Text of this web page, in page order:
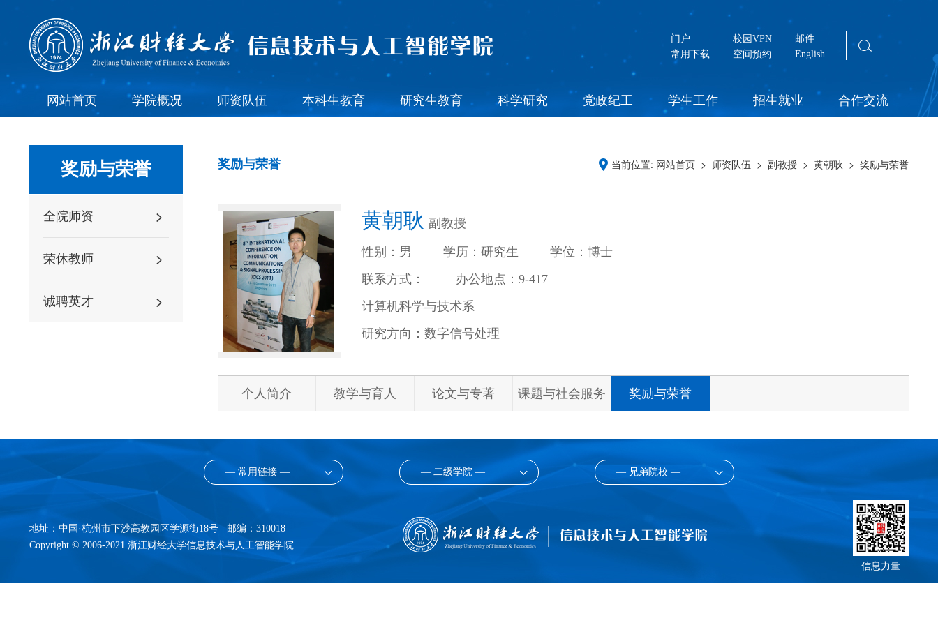
门户
常用下载
校园VPN
空间预约
邮件
English
网站首页 学院概况 师资队伍 本科生教育 研究生教育 科学研究 党政纪工 学生工作 招生就业 合作交流
奖励与荣誉
全院师资
荣休教师
诚聘英才
奖励与荣誉 当前位置: 网站首页 > 师资队伍 > 副教授 > 黄朝耿 > 奖励与荣誉
黄朝耿 副教授
性别：男 学历：研究生
学位：博士
联系方式：
办公地点：9-417
计算机科学与技术系
研究方向：数字信号处理
个人简介 教学与育人 论文与专著 课题与社会服务 奖励与荣誉
— 常用链接 — — 二级学院 — — 兄弟院校 —
地址：中国·杭州市下沙高教园区学源街18号 邮编：310018
Copyright © 2006-2021 浙江财经大学信息技术与人工智能学院
信息力量